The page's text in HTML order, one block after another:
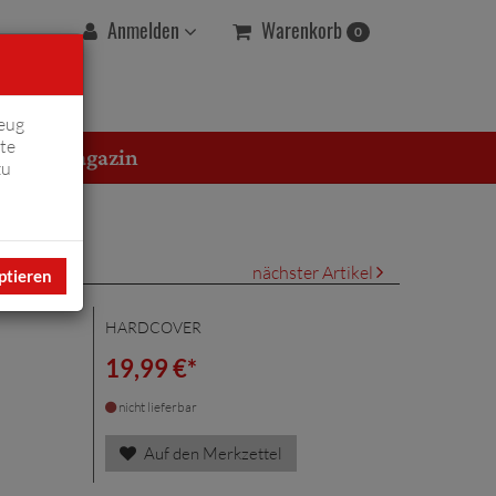
Anmelden Warenkorb 0
Magazin
nächster Artikel
HARDCOVER
19,99 €*
nicht lieferbar
Auf den Merkzettel